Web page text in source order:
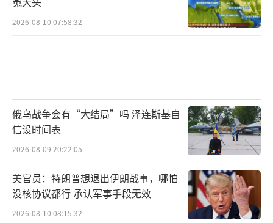
（责任编辑：卢其龙
2026-08-10 07:58:32
俄乌战争会有“大结局”吗 泽连斯基自
信设时间表
2026-08-09 20:22:05
美官员：特朗普想退出伊朗战事，哪怕
没核协议都行 承认军事手段无效
2026-08-10 08:15:32